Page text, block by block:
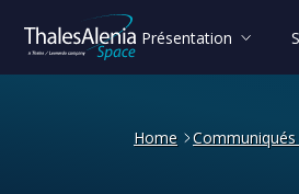
Présentation
Home